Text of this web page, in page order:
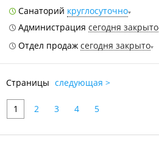
Санаторий круглосуточно
Администрация сегодня закрыто
Отдел продаж сегодня закрыто
Страницы следующая >
1 2 3 4 5